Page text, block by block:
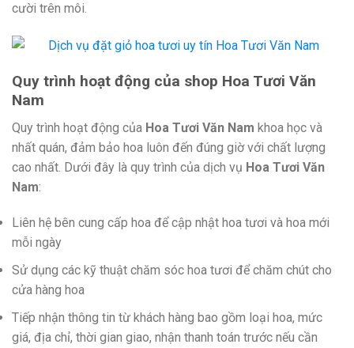
cười trên môi.
Quy trình hoạt động của shop Hoa Tươi Văn
Nam
Quy trình hoạt động của Hoa Tươi Văn Nam khoa học và
nhất quán, đảm bảo hoa luôn đến đúng giờ với chất lượng
cao nhất. Dưới đây là quy trình của dịch vụ Hoa Tươi Văn
Nam:
Liên hệ bên cung cấp hoa để cập nhật hoa tươi và hoa mới
mỗi ngày
Sử dụng các kỹ thuật chăm sóc hoa tươi để chăm chút cho
cửa hàng hoa
Tiếp nhận thông tin từ khách hàng bao gồm loại hoa, mức
giá, địa chỉ, thời gian giao, nhận thanh toán trước nếu cần